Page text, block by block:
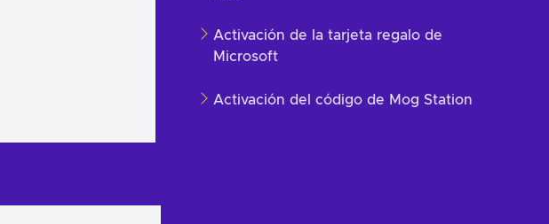
Activación de la tarjeta regalo de
Microsoft
Activación del código de Mog Station